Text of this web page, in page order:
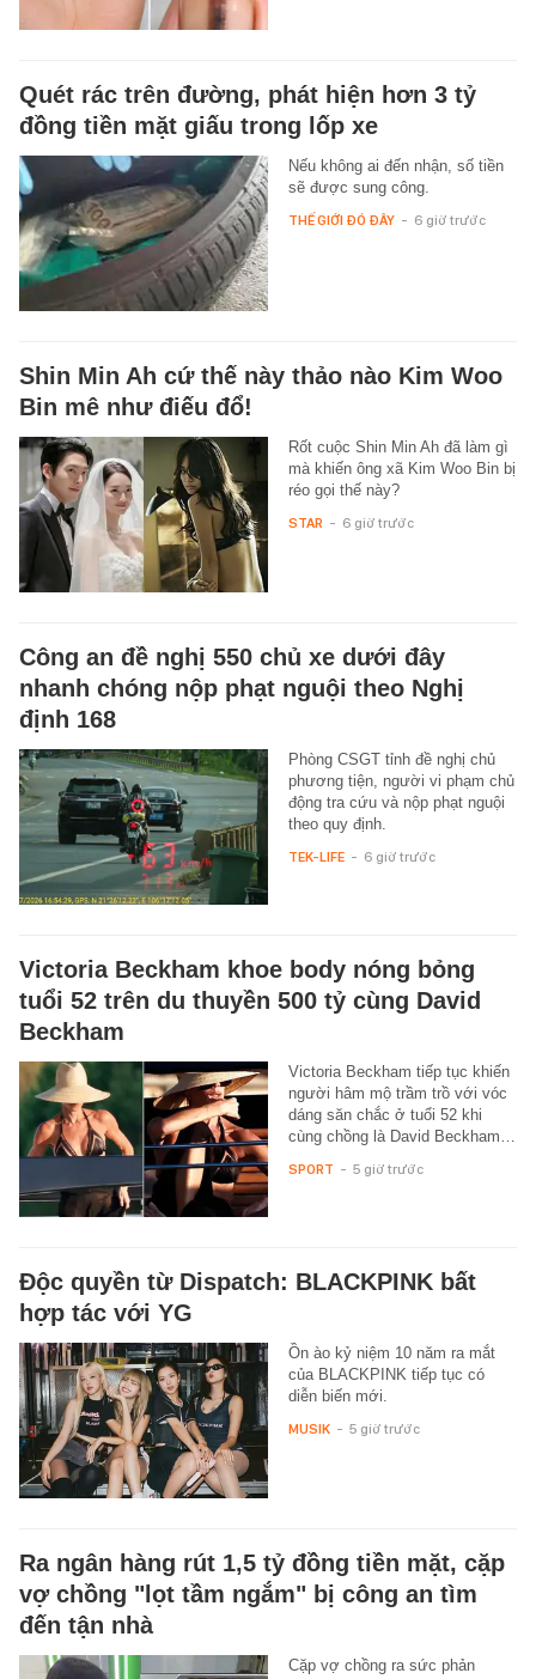
Quét rác trên đường, phát hiện hơn 3 tỷ
đồng tiền mặt giấu trong lốp xe
Nếu không ai đến nhận, số tiền
sẽ được sung công.
THẾ GIỚI ĐÓ ĐÂY - 6 giờ trước
Shin Min Ah cứ thế này thảo nào Kim Woo
Bin mê như điếu đổ!
Rốt cuộc Shin Min Ah đã làm gì
mà khiến ông xã Kim Woo Bin bị
réo gọi thế này?
STAR - 6 giờ trước
Công an đề nghị 550 chủ xe dưới đây
nhanh chóng nộp phạt nguội theo Nghị
định 168
Phòng CSGT tỉnh đề nghị chủ
phương tiện, người vi phạm chủ
động tra cứu và nộp phạt nguội
theo quy định.
TEK-LIFE - 6 giờ trước
Victoria Beckham khoe body nóng bỏng
tuổi 52 trên du thuyền 500 tỷ cùng David
Beckham
Victoria Beckham tiếp tục khiến
người hâm mộ trầm trồ với vóc
dáng săn chắc ở tuổi 52 khi
cùng chồng là David Beckham…
SPORT - 5 giờ trước
Độc quyền từ Dispatch: BLACKPINK bất
hợp tác với YG
Ồn ào kỷ niệm 10 năm ra mắt
của BLACKPINK tiếp tục có
diễn biến mới.
MUSIK - 5 giờ trước
Ra ngân hàng rút 1,5 tỷ đồng tiền mặt, cặp
vợ chồng "lọt tầm ngắm" bị công an tìm
đến tận nhà
Cặp vợ chồng ra sức phản